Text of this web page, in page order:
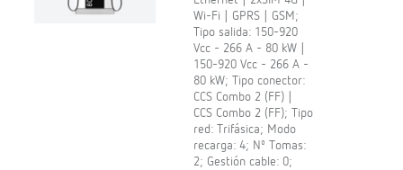
Wi-Fi | GPRS | GSM;
Tipo salida: 150-920
Vcc - 266 A - 80 kW |
150-920 Vcc - 266 A -
80 kW; Tipo conector:
CCS Combo 2 (FF) |
CCS Combo 2 (FF); Tipo
red: Trifásica; Modo
recarga: 4; Nº Tomas:
2; Gestión cable: 0;